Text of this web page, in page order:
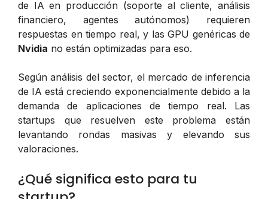
de IA en producción (soporte al cliente, análisis
financiero, agentes autónomos) requieren
respuestas en tiempo real, y las GPU genéricas de
Nvidia no están optimizadas para eso.
Según análisis del sector, el mercado de inferencia
de IA está creciendo exponencialmente debido a la
demanda de aplicaciones de tiempo real. Las
startups que resuelven este problema están
levantando rondas masivas y elevando sus
valoraciones.
¿Qué significa esto para tu